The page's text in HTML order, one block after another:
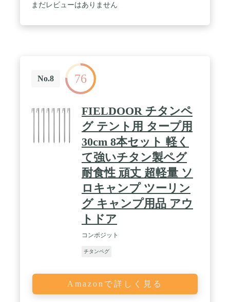
まだレビューはありません
No.8 76
FIELDOOR チタンペ
グ テント用 タープ用
30cm 8本セット 軽く
て強いチタン製ペグ
耐食性 頑丈 超軽量 ソ
ロキャンプ ツーリン
グ キャンプ用品 アウ
トドア
コンポジット
チタンペグ
Amazonで詳しく見る